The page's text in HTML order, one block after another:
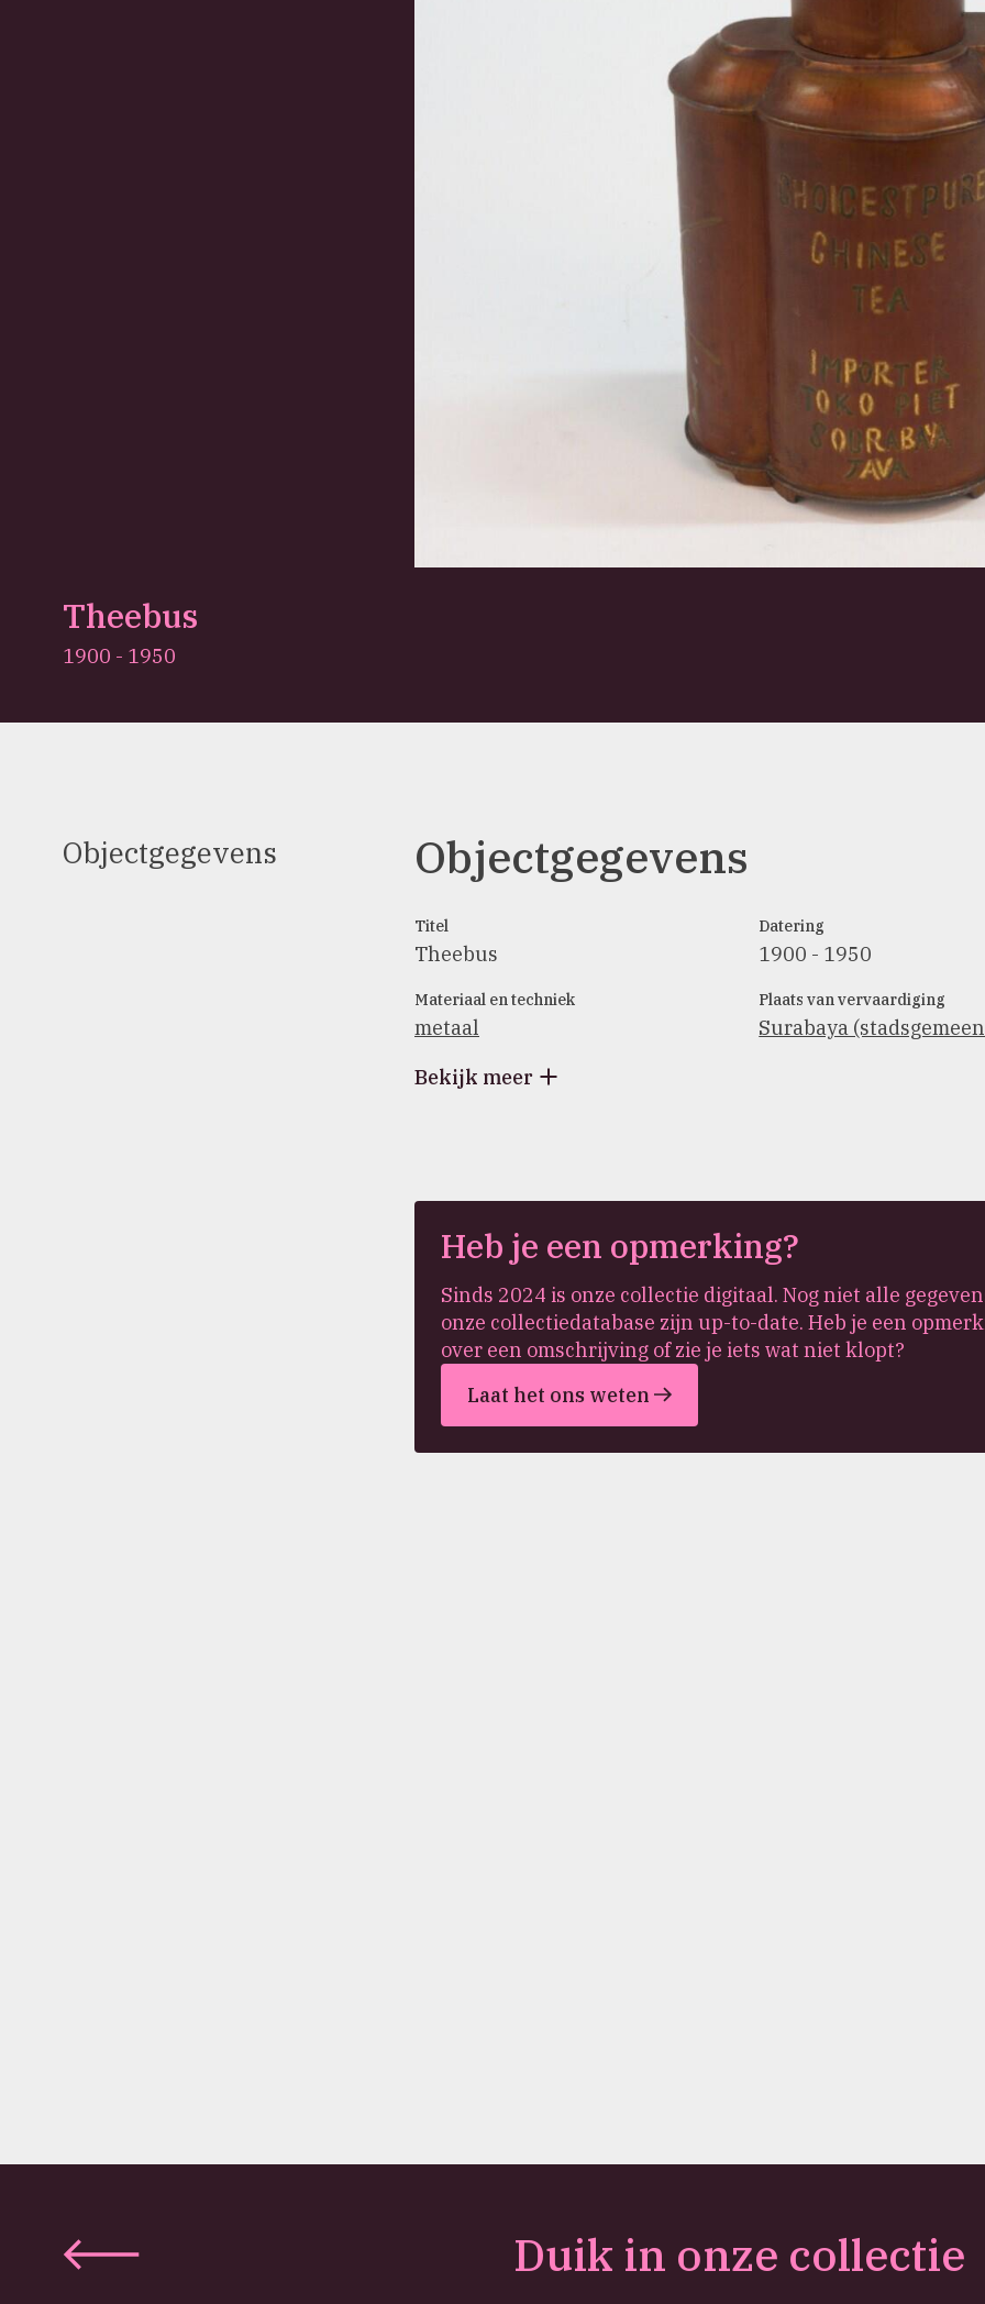
Theebus
1900 - 1950
Objectgegevens Objectgegevens
Titel
Theebus
Datering
1900 - 1950
Materiaal en techniek
metaal
Plaats van vervaardiging
Surabaya
Bekijk meer
Heb je een opmerking?
Sinds 2024 is onze collectie digitaal. Nog niet alle
onze collectiedatabase zijn up-to-date. Heb je een
over een omschrijving of zie je iets wat niet klopt?
Laat het ons weten
Vorige
Duik in onze collectie